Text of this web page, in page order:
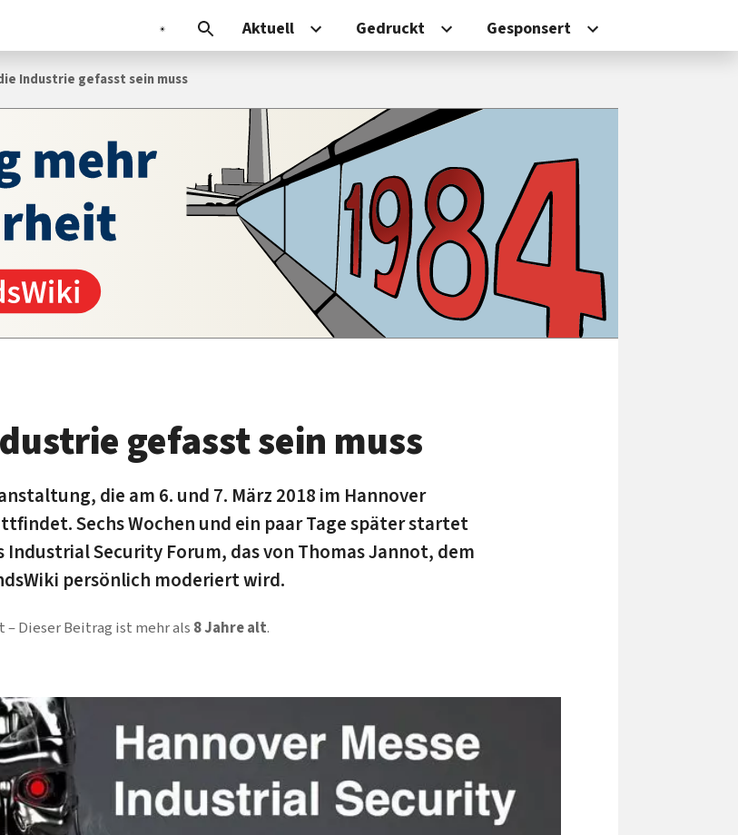
Aktuell Gedruckt Gesponsert
Industrie gefasst sein muss
Video-Player
gefasst sein muss
die am 6. und 7. März 2018 im Hannover
Sechs Wochen und ein paar Tage später startet
Industrial Security Forum, das von Thomas Jannot, dem
persönlich moderiert wird.
Dieser Beitrag ist mehr als 8 Jahre alt.